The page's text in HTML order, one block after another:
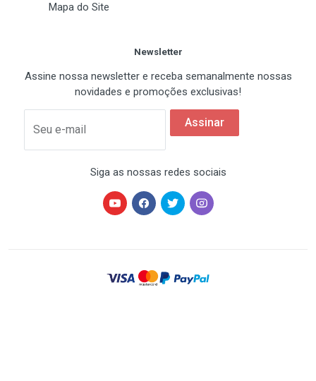
Mapa do Site
Newsletter
Assine nossa newsletter e receba semanalmente nossas
novidades e promoções exclusivas!
Seu e-mail
Assinar
Siga as nossas redes sociais